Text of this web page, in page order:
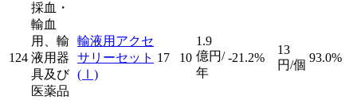
124
採血・
輸血
用、輸
液用器
具及び
医薬品
輸液用アクセ
サリーセット
(Ⅰ)
17 10
1.9
億円/
年
-21.2%
13
円/個
93.0%